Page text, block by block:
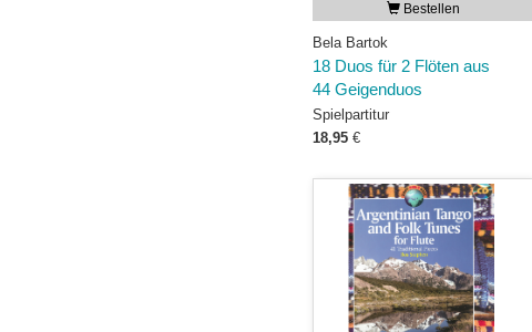
Bestellen
Bela Bartok
18 Duos für 2 Flöten aus
44 Geigenduos
Spielpartitur
18,95 €